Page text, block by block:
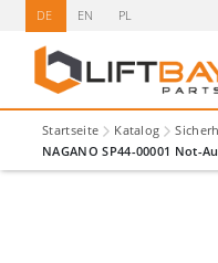
DE EN PL
Startseite Katalog
NAGANO SP44-00001 Not-